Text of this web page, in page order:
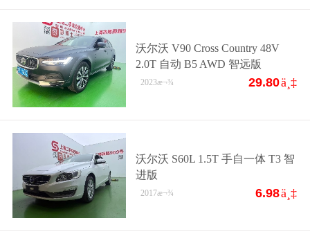
沃尔沃 V90 Cross Country 48V
2.0T 自动 B5 AWD 智远版
29.80ä¸‡
2023æ¬¾
沃尔沃 S60L 1.5T 手自一体 T3 智
进版
6.98ä¸‡
2017æ¬¾